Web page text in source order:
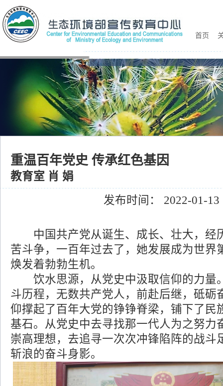
首页
重温百年党史 传承红色基因
教育室 肖 娟
发布时间： 2022-01-13
中国共产党从诞生、成长、壮大，经
苦斗争，一百年过去了，她发展成为世界
焕发着勃勃生机。
饮水思源，从党史中汲取信仰的力量
斗历程，无数共产党人，前赴后继，砥砺
仰撑起了百年大党的铮铮脊梁，铺下了民
基石。从党史中去寻找那一代人为之努力
崇高理想，去追寻一次次冲锋陷阵的战斗
斩浪的奋斗身影。